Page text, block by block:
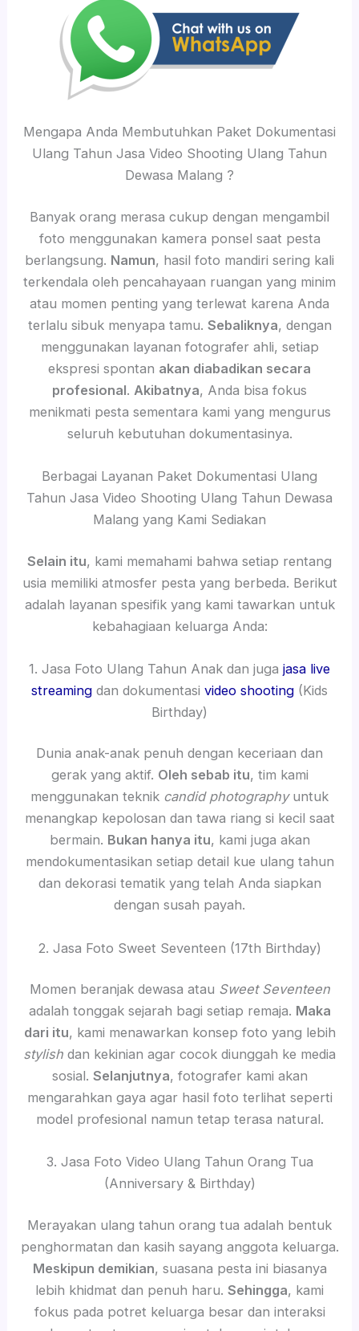
Mengapa Anda Membutuhkan Paket Dokumentasi
Ulang Tahun Jasa Video Shooting Ulang Tahun
Dewasa Malang ?
Banyak orang merasa cukup dengan mengambil
foto menggunakan kamera ponsel saat pesta
berlangsung. Namun, hasil foto mandiri sering kali
terkendala oleh pencahayaan ruangan yang minim
atau momen penting yang terlewat karena Anda
terlalu sibuk menyapa tamu. Sebaliknya, dengan
menggunakan layanan fotografer ahli, setiap
ekspresi spontan akan diabadikan secara
profesional. Akibatnya, Anda bisa fokus
menikmati pesta sementara kami yang mengurus
seluruh kebutuhan dokumentasinya.
Berbagai Layanan Paket Dokumentasi Ulang
Tahun Jasa Video Shooting Ulang Tahun Dewasa
Malang yang Kami Sediakan
Selain itu, kami memahami bahwa setiap rentang
usia memiliki atmosfer pesta yang berbeda. Berikut
adalah layanan spesifik yang kami tawarkan untuk
kebahagiaan keluarga Anda:
1. Jasa Foto Ulang Tahun Anak dan juga jasa live
streaming dan dokumentasi video shooting (Kids
Birthday)
Dunia anak-anak penuh dengan keceriaan dan
gerak yang aktif. Oleh sebab itu, tim kami
menggunakan teknik candid photographyuntuk
menangkap kepolosan dan tawa riang si kecil saat
bermain. Bukan hanya itu, kami juga akan
mendokumentasikan setiap detail kue ulang tahun
dan dekorasi tematik yang telah Anda siapkan
dengan susah payah.
2. Jasa Foto Sweet Seventeen (17th Birthday)
Momen beranjak dewasa atau Sweet Seventeen
adalah tonggak sejarah bagi setiap remaja. Maka
dari itu, kami menawarkan konsep foto yang lebih
stylish dan kekinian agar cocok diunggah ke media
sosial. Selanjutnya, fotografer kami akan
mengarahkan gaya agar hasil foto terlihat seperti
model profesional namun tetap terasa natural.
3. Jasa Foto Video Ulang Tahun Orang Tua
(Anniversary & Birthday)
Merayakan ulang tahun orang tua adalah bentuk
penghormatan dan kasih sayang anggota keluarga.
Meskipun demikian, suasana pesta ini biasanya
lebih khidmat dan penuh haru. Sehingga, kami
fokus pada potret keluarga besar dan interaksi